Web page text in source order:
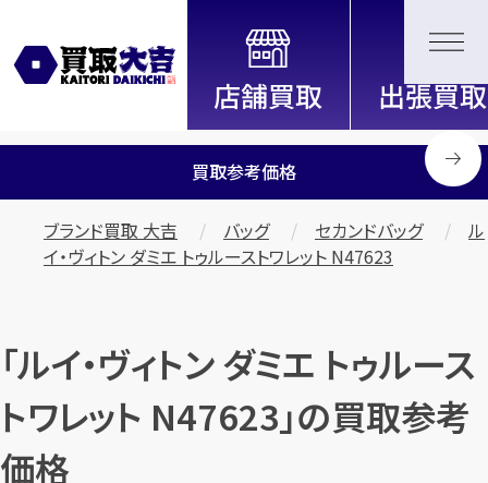
全国2000店舗以上展開中！
信頼と実績の買取専門店「買取大
吉」
買取参考価格
ブランド買取 大吉 バッグ セカンドバッグ
ル
イ・ヴィトン ダミエ トゥルーストワレット N47623
「ルイ・ヴィトン ダミエ トゥルース
トワレット N47623」の買取参考
価格